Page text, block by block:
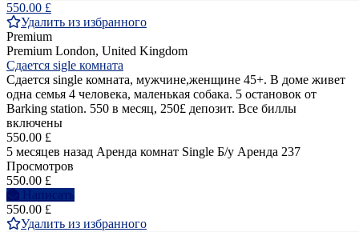
550.00 £
Удалить из избранного
Premium
Premium London, United Kingdom
Сдается sigle комната
Сдается single комната, мужчине,женщине 45+. В доме живет
одна семья 4 человека, маленькая собака. 5 остановок от
Barking station. 550 в месяц, 250£ депозит. Все биллы
включены
550.00 £
5 месяцев назад Аренда комнат Single Б/у Аренда 237
Просмотров
550.00 £
Написать
550.00 £
Удалить из избранного